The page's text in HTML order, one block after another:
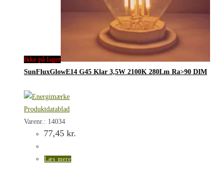
Ikke på lager
SunFluxGlowE14 G45 Klar 3,5W 2100K 280Lm Ra>90 DIM
Produktdatablad
Varenr.: 14034
77,45 kr.
Læs mere